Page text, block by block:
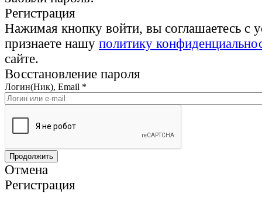
Регистрация
Нажимая кнопку войти, вы соглашаетесь с
признаете нашу политику
сайте.
Восстановление пароля
Логин(Ник), Email *
Отмена
Регистрация